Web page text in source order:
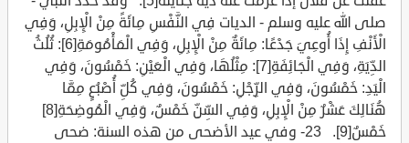
صلى الله عليه وسلم - الديات فِي النَّفْسِ مِائَةً مِنْ الْإِبِلِ، وَفِي
الْأَنْفِ إِذَا أُوعِيَ جَدْعًا: مِائَةٌ مِنْ الْإِبِلِ، وَفِي الْمَأْمُومَةِ[6]: ثُلُثُ
الدِّيَةِ، وَفِي الْجَائِفَةِ[7]: مِثْلُهَا، وَفِي الْعَيْنِ: خَمْسُونَ، وَفِي
الْيَدِ: خَمْسُونَ، وَفِي الرِّجْلِ: خَمْسُونَ، وَفِي كُلِّ أُصْبُعٍ مِمَّا
هُنَالِكَ عَشْرٌ مِنْ الْإِبِلِ، وَفِي السِّنِّ خَمْسٌ، وَفِي الْمُوضِحَةِ[8]
خَمْسٌ[9]. 23- وفي عيد الأضحى من هذه السنة: ضحى